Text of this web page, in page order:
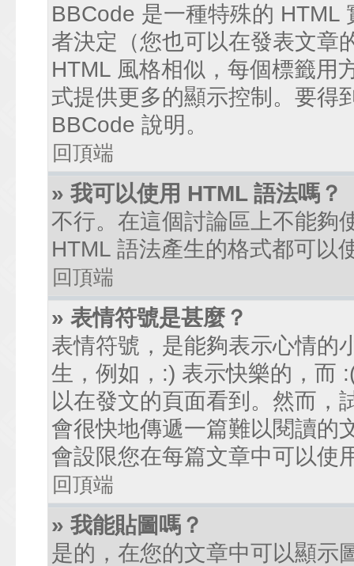
BBCode 是一種特殊的 HTML
者決定（您也可以在發表文章
HTML 風格相似，每個標籤用
式提供更多的顯示控制。要得
BBCode 說明。
回頂端
» 我可以使用 HTML 語法嗎？
不行。在這個討論區上不能夠
HTML 語法產生的格式都可以
回頂端
» 表情符號是甚麼？
表情符號，是能夠表示心情的
生，例如，:) 表示快樂的，而
以在發文的頁面看到。然而，
會很快地傳遞一篇難以閱讀的
會設限您在每篇文章中可以使
回頂端
» 我能貼圖嗎？
是的，在您的文章中可以顯示